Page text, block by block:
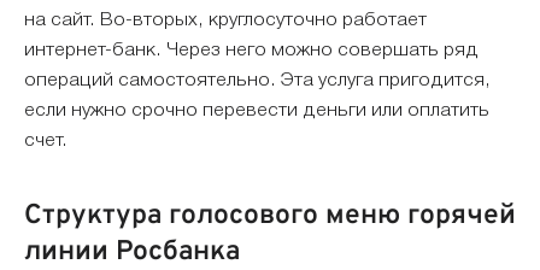
на сайт. Во-вторых, круглосуточно работает
интернет-банк. Через него можно совершать ряд
операций самостоятельно. Эта услуга пригодится,
если нужно срочно перевести деньги или оплатить
счет.
Структура голосового меню горячей
линии Росбанка